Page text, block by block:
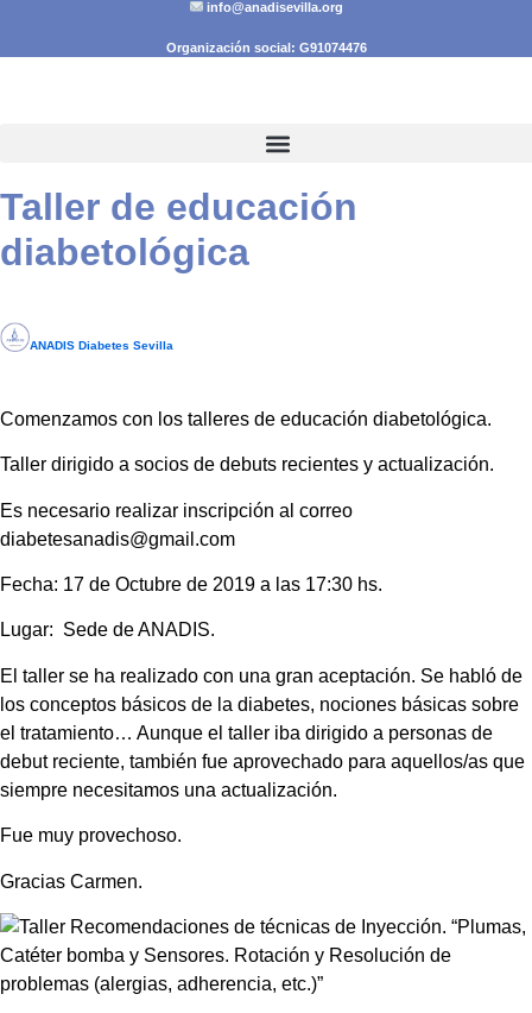
info@anadisevilla.org
Organización social: G91074476
Taller de educación
diabetológica
ANADIS Diabetes Sevilla
Comenzamos con los talleres de educación diabetológica.
Taller dirigido a socios de debuts recientes y actualización.
Es necesario realizar inscripción al correo
diabetesanadis@gmail.com
Fecha: 17 de Octubre de 2019 a las 17:30 hs.
Lugar: Sede de ANADIS.
El taller se ha realizado con una gran aceptación. Se habló de
los conceptos básicos de la diabetes, nociones básicas sobre
el tratamiento… Aunque el taller iba dirigido a personas de
debut reciente, también fue aprovechado para aquellos/as que
siempre necesitamos una actualización.
Fue muy provechoso.
Gracias Carmen.